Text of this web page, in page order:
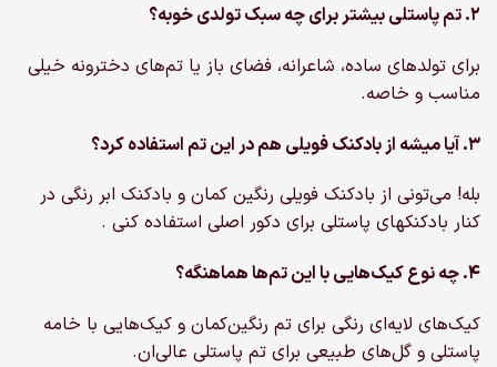
۲. تم پاستلی بیشتر برای چه سبک تولدی خوبه؟
برای تولدهای ساده، شاعرانه، فضای باز یا تم‌های دخترونه خیلی
مناسب و خاصه.
۳. آیا میشه از بادکنک فویلی هم در این تم استفاده کرد؟
بله! می‌تونی از بادکنک فویلی رنگین کمان و بادکنک ابر رنگی در
کنار بادکنکهای پاستلی برای دکور اصلی استفاده کنی .
۴. چه نوع کیک‌هایی با این تم‌ها هماهنگه؟
کیک‌های لایه‌ای رنگی برای تم رنگین‌کمان و کیک‌هایی با خامه
پاستلی و گل‌های طبیعی برای تم پاستلی عالی‌ان.